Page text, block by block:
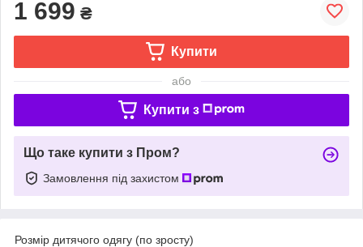
1 699 ₴
Купити
або
Купити з
Що таке купити з Пром?
Замовлення під захистом
Розмір дитячого одягу (по зросту)